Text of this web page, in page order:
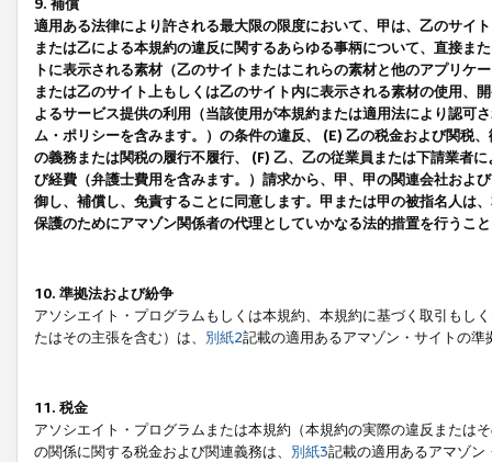
9. 補償
適用ある法律により許される最大限の限度において、甲は、乙のサイ
または乙による本規約の違反に関するあらゆる事柄について、直接ま
トに表示される素材（乙のサイトまたはこれらの素材と他のアプリ
または乙のサイト上もしくは乙のサイト内に表示される素材の使用、
よるサービス提供の利用（当該使用が本規約または適用法により認可
ム・ポリシーを含みます。）の条件の違反、 (E) 乙の税金および関税
の義務または関税の履行不履行、 (F) 乙、乙の従業員または下請業者
び経費（弁護士費用を含みます。）請求から、甲、甲の関連会社およ
御し、補償し、免責することに同意します。甲または甲の被指名人は
保護のためにアマゾン関係者の代理としていかなる法的措置を行うこ
10. 準拠法および紛争
アソシエイト・プログラムもしくは本規約、本規約に基づく取引もし
たはその主張を含む）は、 別紙2記載の適用あるアマゾン・サイトの
11. 税金
アソシエイト・プログラムまたは本規約（本規約の実際の違反または
の関係に関する税金および関連義務は、 別紙3記載の適用あるアマゾン